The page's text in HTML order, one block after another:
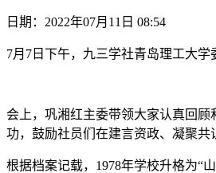
日期：2022年07月11日 08:54
7月7日下午，九三学社青岛理工大
会上，巩湘红主委带领大家认真回
功，鼓励社员们在建言资政、凝聚共
根据档案记载，1978年学校升格为“